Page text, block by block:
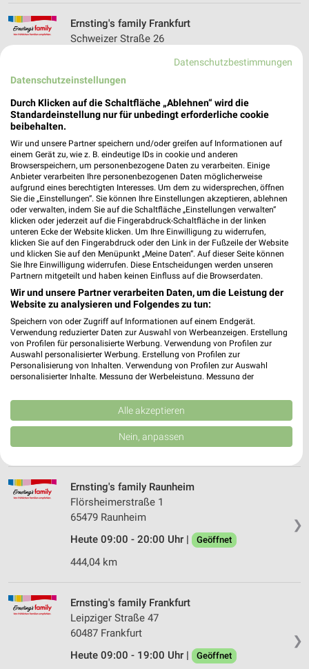
Ernsting's family Frankfurt
Schweizer Straße 26
Heute 09:00 - 19:00 Uhr |
424,22 km
Ernsting's family Frankfurt
Mainzer Landstr. 683
65933 Frankfurt
Heute 09:00 - 20:00 Uhr |
Geöffnet
429,53 km
Ernsting's family Offenbach
Aliceplatz 11
63065 Offenbach
Heute 10:00 - 20:00 Uhr | Geöffnet
419,81 km
Rofu Kinderland Rodgau
63110 Rodgau
Heute 09:00 - 19:00 Uhr | Geöffnet
419,71 km • Angebote: 3 Prospekte
❯
Ernsting's family Raunheim
Flörsheimerstraße 1
65479 Raunheim
Heute 09:00 - 20:00 Uhr |
Geöffnet
444,04 km
❯
Ernsting's family Frankfurt
Leipziger Straße 47
60487 Frankfurt
Heute 09:00 - 19:00 Uhr |
Geöffnet
Datenschutzbestimmungen
Datenschutzeinstellungen
Durch Klicken auf die Schaltfläche „Ablehnen“ wird die
Standardeinstellung nur für unbedingt erforderliche cookie
beibehalten.
Wir und unsere Partner speichern und/oder greifen auf Informationen auf
einem Gerät zu, wie z. B. eindeutige IDs in cookie und anderen
Browserspeichern, um personenbezogene Daten zu verarbeiten. Einige
Anbieter verarbeiten Ihre personenbezogenen Daten möglicherweise
aufgrund eines berechtigten Interesses. Um dem zu widersprechen, öffnen
Sie die „Einstellungen“. Sie können Ihre Einstellungen akzeptieren, ablehnen
oder verwalten, indem Sie auf die Schaltfläche „Einstellungen verwalten“
klicken oder jederzeit auf die Fingerabdruck-Schaltfläche in der linken
unteren Ecke der Website klicken. Um Ihre Einwilligung zu widerrufen,
klicken Sie auf den Fingerabdruck oder den Link in der Fußzeile der Website
und klicken Sie auf den Menüpunkt „Meine Daten“. Auf dieser Seite können
Sie Ihre Einwilligung widerrufen. Diese Entscheidungen werden unseren
Partnern mitgeteilt und haben keinen Einfluss auf die Browserdaten.
Wir und unsere Partner verarbeiten Daten, um die Leistung der
Website zu analysieren und Folgendes zu tun:
Speichern von oder Zugriff auf Informationen auf einem Endgerät.
Verwendung reduzierter Daten zur Auswahl von Werbeanzeigen. Erstellung
von Profilen für personalisierte Werbung. Verwendung von Profilen zur
Auswahl personalisierter Werbung. Erstellung von Profilen zur
Personalisierung von Inhalten. Verwendung von Profilen zur Auswahl
personalisierter Inhalte. Messung der Werbeleistung. Messung der
Kombinationen von Daten aus verschiedenen Quellen. Entwicklung und
Verbesserung der Angebote. Verwendung reduzierter Daten zur Auswahl
von Inhalten.
Daten können außerhalb der Europäischen Union weitergegeben und in die
USA gesendet werden.
Website/App.
Partnerliste anzeigen (1 IAB-Anbieter)
Wir nutzen Ihre Daten für folgende Zwecke:
IAB-Verarbeitungszwecke:
Speichern von oder Zugriff auf Informationen
Werbeanzeigen
Erstellung von Profilen für personalisierte
Verwendung von Profilen zur Auswahl
Alle akzeptieren
Nein, anpassen